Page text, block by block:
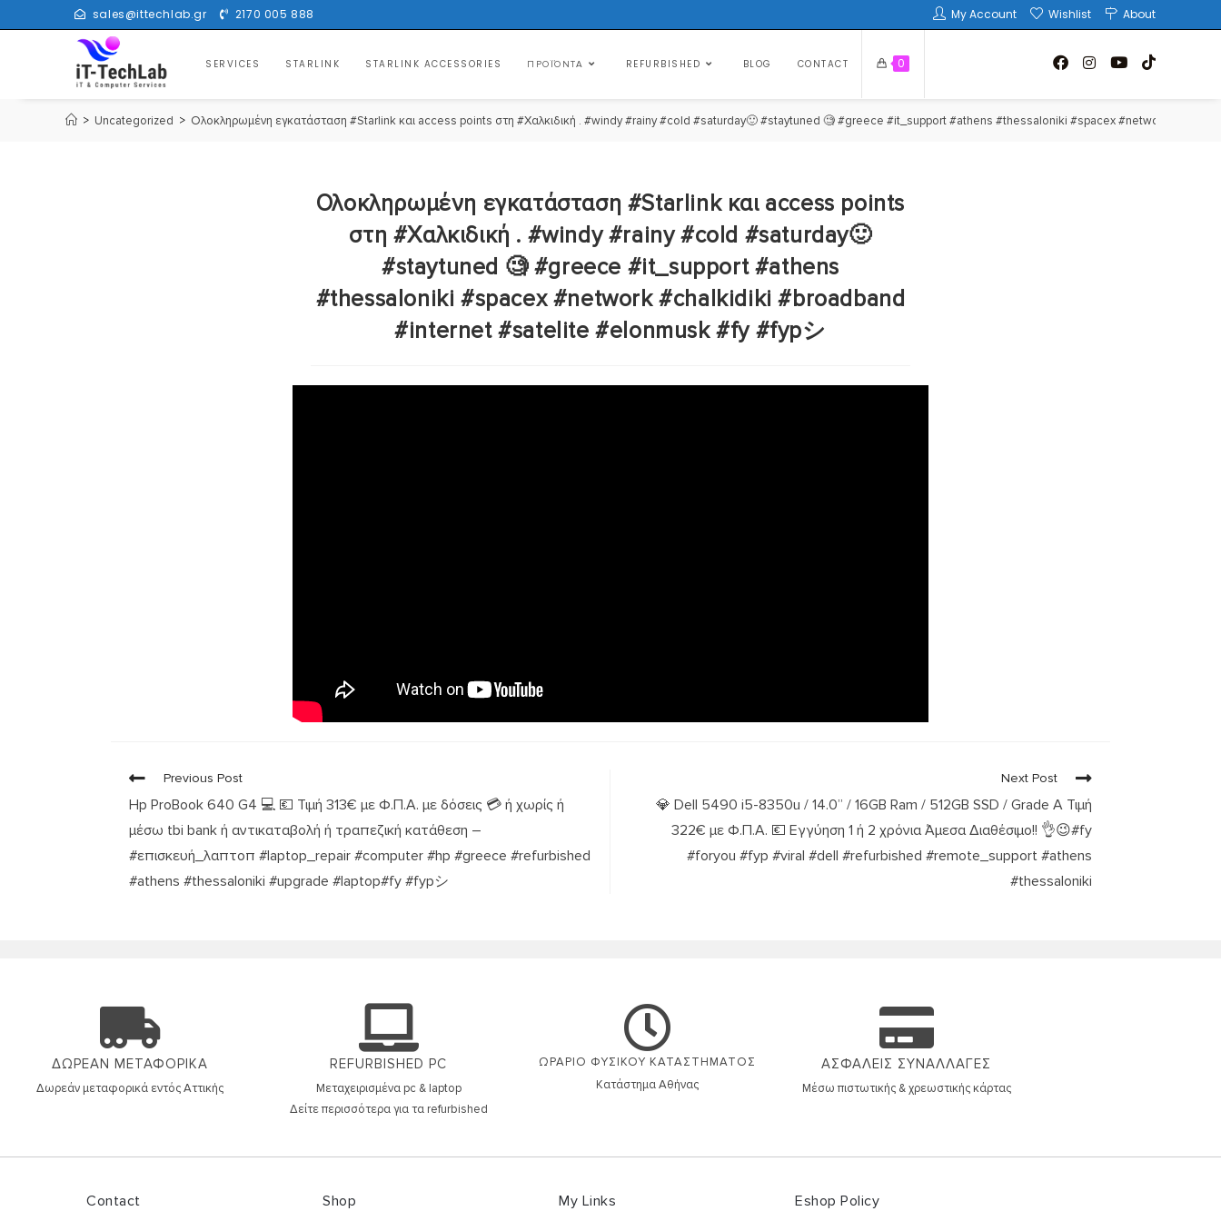
My Account Wishlist About
sales@ittechlab.gr 2170 005 888
SERVICES STARLINK STARLINK ACCESSORIES ΠΡΟΪΌΝΤΑ REFURBISHED BLOG CONTACT 0
> Uncategorized > Ολοκληρωμένη εγκατάσταση #Starlink και access points στη #Χαλκιδική . #windy #rainy #cold #saturday🙂 #staytuned 🧐 #greece #it_support #athens #thessaloniki #spacex #network
Ολοκληρωμένη εγκατάσταση #Starlink και access points
στη #Χαλκιδική . #windy #rainy #cold #saturday🙂
#staytuned 🧐 #greece #it_support #athens
#thessaloniki #spacex #network #chalkidiki #broadband
#internet #satelite #elonmusk #fy #fypシ
Previous Post
Hp ProBook 640 G4 💻 💶 Τιμή 313€ με Φ.Π.Α. με δόσεις 💳 ή χωρίς ή
μέσω tbi bank ή αντικαταβολή ή τραπεζική κατάθεση –
#επισκευή_λαπτοπ #laptop_repair #computer #hp #greece #refurbished
#athens #thessaloniki #upgrade #laptop#fy #fypシ
Next Post
💎 Dell 5490 i5-8350u / 14.0” / 16GB Ram / 512GB SSD / Grade A Τιμή
322€ με Φ.Π.Α. 💶 Εγγύηση 1 ή 2 χρόνια Άμεσα Διαθέσιμο!! 👌😉#fy
#foryou #fyp #viral #dell #refurbished #remote_support #athens
#thessaloniki
ΔΩΡΕΑΝ ΜΕΤΑΦΟΡΙΚΑ
Δωρεάν μεταφορικά εντός Αττικής
REFURBISHED PC
Μεταχειρισμένα pc & laptop
Δείτε περισσότερα για τα refurbished
ΩΡΑΡΙΟ ΦΥΣΙΚΟΥ ΚΑΤΑΣΤΗΜΑΤΟΣ
Κατάστημα Αθήνας
ΑΣΦΑΛΕΙΣ ΣΥΝΑΛΛΑΓΕΣ
Μέσω πιστωτικής & χρεωστικής κάρτας
Contact Shop My Links Eshop Policy